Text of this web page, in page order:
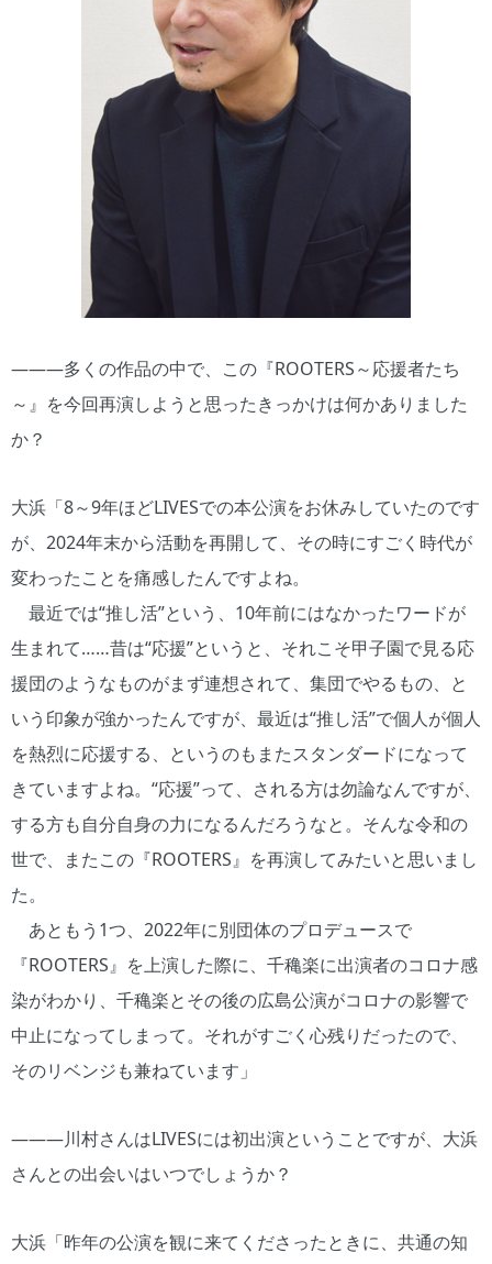
―――多くの作品の中で、この『ROOTERS～応援者たち
～』を今回再演しようと思ったきっかけは何かありました
か？
大浜「8～9年ほどLIVESでの本公演をお休みしていたのです
が、2024年末から活動を再開して、その時にすごく時代が
変わったことを痛感したんですよね。
最近では“推し活”という、10年前にはなかったワードが
生まれて……昔は“応援”というと、それこそ甲子園で見る応
援団のようなものがまず連想されて、集団でやるもの、と
いう印象が強かったんですが、最近は“推し活”で個人が個人
を熱烈に応援する、というのもまたスタンダードになって
きていますよね。“応援”って、される方は勿論なんですが、
する方も自分自身の力になるんだろうなと。そんな令和の
世で、またこの『ROOTERS』を再演してみたいと思いまし
た。
あともう1つ、2022年に別団体のプロデュースで
『ROOTERS』を上演した際に、千穐楽に出演者のコロナ感
染がわかり、千穐楽とその後の広島公演がコロナの影響で
中止になってしまって。それがすごく心残りだったので、
そのリベンジも兼ねています」
―――川村さんはLIVESには初出演ということですが、大浜
さんとの出会いはいつでしょうか？
大浜「昨年の公演を観に来てくださったときに、共通の知